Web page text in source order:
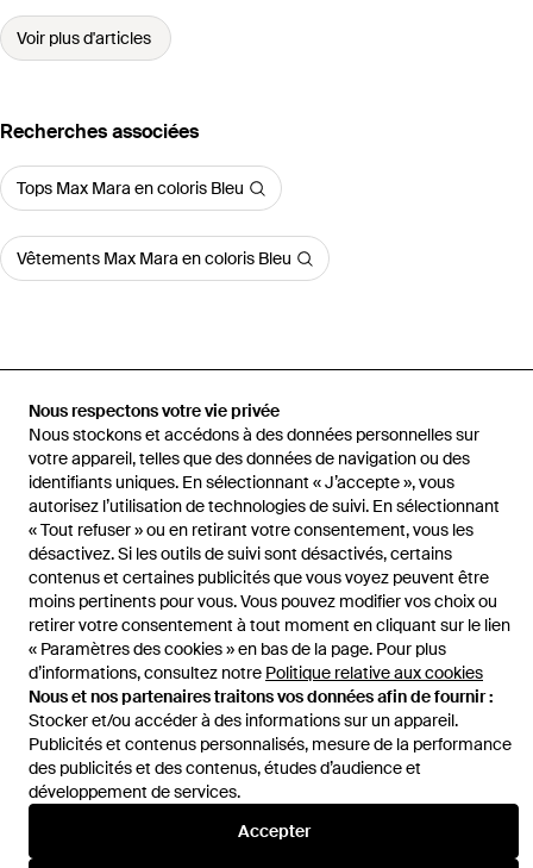
Nous respectons votre vie privée
Nous stockons et accédons à des données personnelles sur
votre appareil, telles que des données de navigation ou des
identifiants uniques. En sélectionnant « J’accepte », vous
autorisez l’utilisation de technologies de suivi. En sélectionnant
« Tout refuser » ou en retirant votre consentement, vous les
désactivez. Si les outils de suivi sont désactivés, certains
contenus et certaines publicités que vous voyez peuvent être
moins pertinents pour vous. Vous pouvez modifier vos choix ou
retirer votre consentement à tout moment en cliquant sur le lien
« Paramètres des cookies » en bas de la page. Pour plus
d’informations, consultez notre Politique relative aux cookies
Nous et nos partenaires traitons vos données afin de fournir :
Stocker et/ou accéder à des informations sur un appareil.
Publicités et contenus personnalisés, mesure de la performance
des publicités et des contenus, études d’audience et
développement de services.
Accepter
Voir plus d'articles
Recherches associées
Tops Max Mara en coloris Bleu
Vêtements Max Mara en coloris Bleu
Macramé
Aide et infos